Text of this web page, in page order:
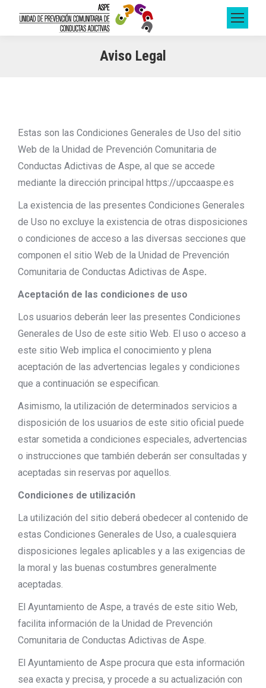
Aviso Legal
Estas son las Condiciones Generales de Uso del sitio
Web de la Unidad de Prevención Comunitaria de
Conductas Adictivas de Aspe, al que se accede
mediante la dirección principal https://upccaaspe.es
La existencia de las presentes Condiciones Generales
de Uso no excluye la existencia de otras disposiciones
o condiciones de acceso a las diversas secciones que
componen el sitio Web de la Unidad de Prevención
Comunitaria de Conductas Adictivas de Aspe.
Aceptación de las condiciones de uso
Los usuarios deberán leer las presentes Condiciones
Generales de Uso de este sitio Web. El uso o acceso a
este sitio Web implica el conocimiento y plena
aceptación de las advertencias legales y condiciones
que a continuación se especifican.
Asimismo, la utilización de determinados servicios a
disposición de los usuarios de este sitio oficial puede
estar sometida a condiciones especiales, advertencias
o instrucciones que también deberán ser consultadas y
aceptadas sin reservas por aquellos.
Condiciones de utilización
La utilización del sitio deberá obedecer al contenido de
estas Condiciones Generales de Uso, a cualesquiera
disposiciones legales aplicables y a las exigencias de
la moral y las buenas costumbres generalmente
aceptadas.
El Ayuntamiento de Aspe, a través de este sitio Web,
facilita información de la Unidad de Prevención
Comunitaria de Conductas Adictivas de Aspe.
El Ayuntamiento de Aspe procura que esta información
sea exacta y precisa, y procede a su actualización con